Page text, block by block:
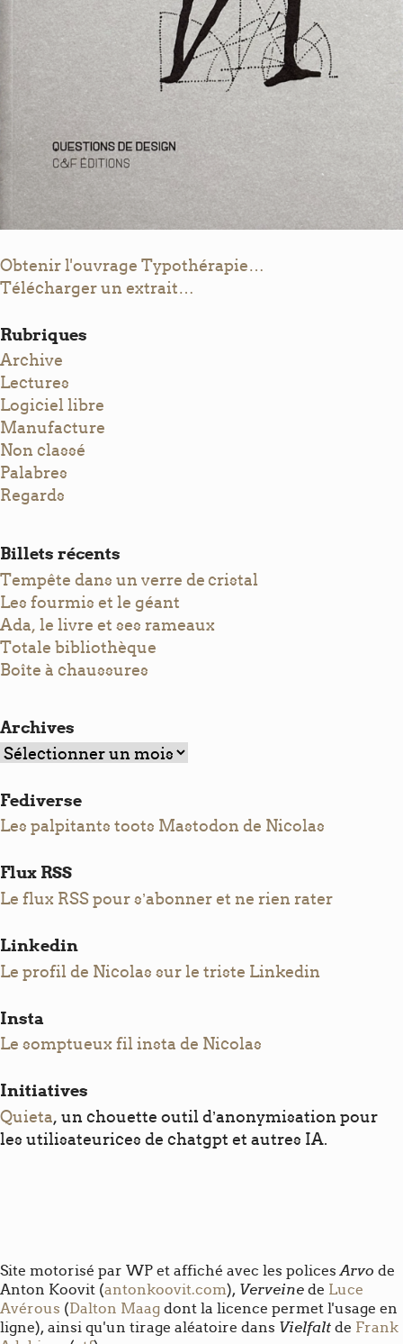
Obtenir l'ouvrage Typothérapie…
Télécharger un extrait…
Rubriques
Archive
Lectures
Logiciel libre
Manufacture
Non classé
Palabres
Regards
Billets récents
Tempête dans un verre de cristal
Les fourmis et le géant
Ada, le livre et ses rameaux
Totale bibliothèque
Boîte à chaussures
Archives
Archives
Fediverse
Les palpitants toots Mastodon de Nicolas
Flux RSS
Le flux RSS pour s’abonner et ne rien rater
Linkedin
Le profil de Nicolas sur le triste Linkedin
Insta
Le somptueux fil insta de Nicolas
Initiatives
Quieta, un chouette outil d’anonymisation pour
les utilisateurices de chatgpt et autres IA.
Site motorisé par WP et affiché avec les polices Arvo de
Anton Koovit (antonkoovit.com), Verveine de Luce
Avérous (Dalton Maag dont la licence permet l'usage en
ligne), ainsi qu'un tirage aléatoire dans Vielfalt de Frank